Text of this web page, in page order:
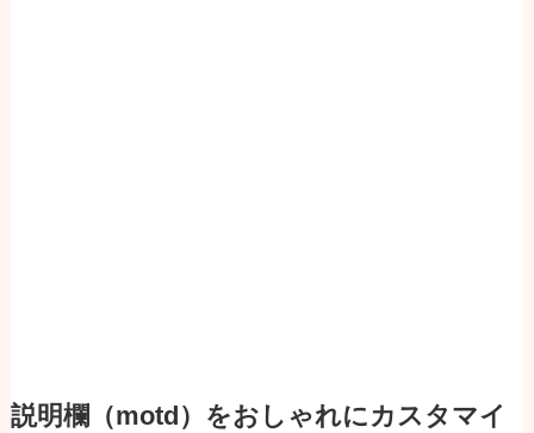
説明欄（motd）をおしゃれにカスタマイ